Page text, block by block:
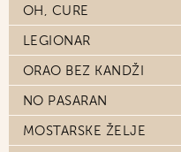
OH, CURE
LEGIONAR
ORAO BEZ KANDŽI
NO PASARAN
MOSTARSKE ŽELJE